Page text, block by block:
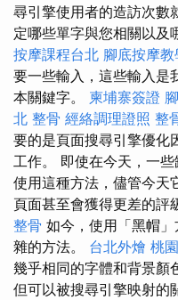
尋引擎使用者的造訪次數
定哪些單字與您相關以及
按摩課程台北 腳底按摩教
要一些輸入，這些輸入是
本關鍵字。 柬埔寨簽證
北 整骨 經絡調理證照 整
要的是頁面搜尋引擎優化
工作。 即使在今天，一
使用這種方法，儘管今天
頁面甚至會獲得更差的評
整骨 如今，使用「黑帽
雜的方法。 台北外燴 桃
幾乎相同的字體和背景顏
但可以被搜尋引擎映射的